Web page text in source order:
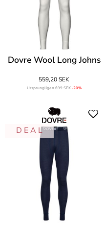
Dovre Wool Long Johns
559,20 SEK
Ursprungligen699 SEK-20%
D E A L